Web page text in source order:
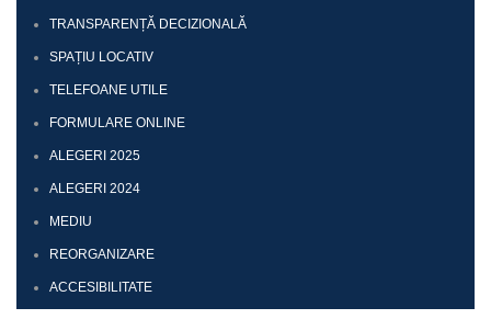
TRANSPARENȚĂ DECIZIONALĂ
SPAȚIU LOCATIV
TELEFOANE UTILE
FORMULARE ONLINE
ALEGERI 2025
ALEGERI 2024
MEDIU
REORGANIZARE
ACCESIBILITATE